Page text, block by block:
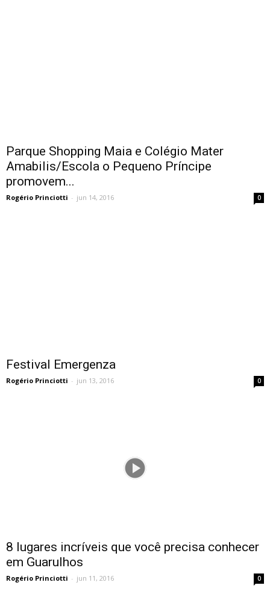
Parque Shopping Maia e Colégio Mater
Amabilis/Escola o Pequeno Príncipe
promovem...
Rogério Princiotti - jun 14, 2016 0
Festival Emergenza
Rogério Princiotti - jun 13, 2016 0
8 lugares incríveis que você precisa conhecer
em Guarulhos
Rogério Princiotti - jun 11, 2016 0